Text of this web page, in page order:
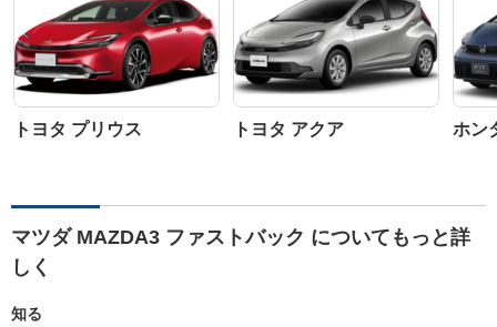
トヨタ プリウス トヨタ アクア ホン
マツダ MAZDA3 ファストバック についてもっと詳
しく
知る